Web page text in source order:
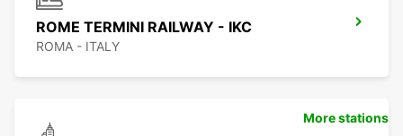
ROME TERMINI RAILWAY - IKC
ROMA - ITALY
More stations